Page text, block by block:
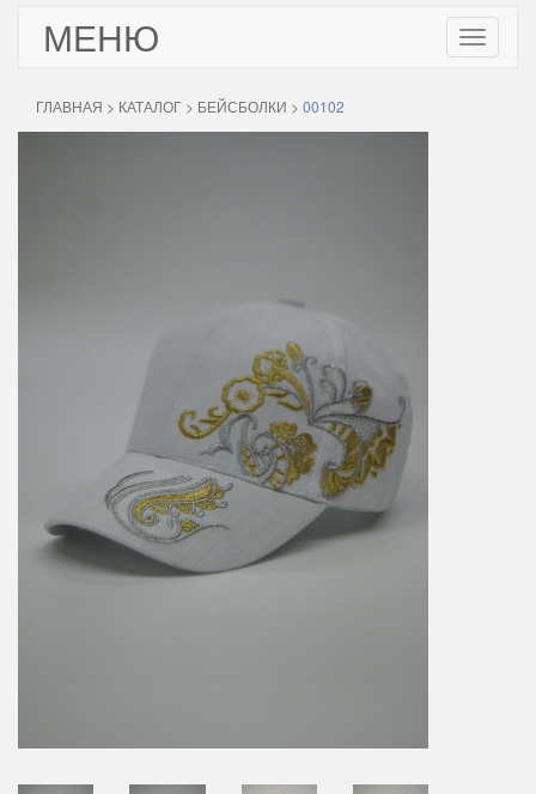
МЕНЮ
Toggle
ГЛАВНАЯ > КАТАЛОГ > БЕЙСБОЛКИ > 00102